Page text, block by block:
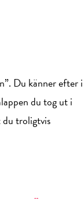
Du känner efter i
du tog ut i
du troligtvis